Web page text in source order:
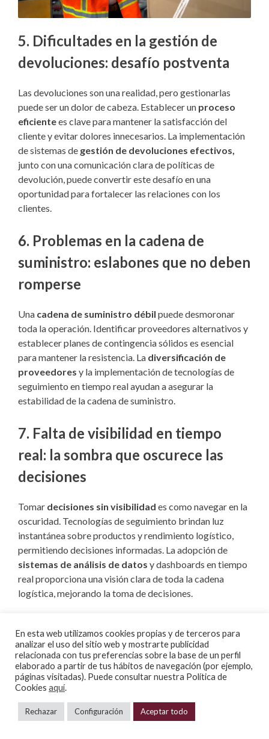
963 121 450 Contacto
5. Dificultades en la gestión de
devoluciones: desafío postventa
Las devoluciones son una realidad, pero gestionarlas
puede ser un dolor de cabeza. Establecer un proceso
eficientees clave para mantener la satisfacción del
cliente y evitar dolores innecesarios. La implementación
de sistemas de gestión de devoluciones efectivos,
junto con una comunicación clara de políticas de
devolución, puede convertir este desafío en una
oportunidad para fortalecer las relaciones con los
clientes.
6. Problemas en la cadena de
suministro: eslabones que no deben
romperse
Una cadena de suministro débil puede desmoronar
toda la operación. Identificar proveedores alternativos y
establecer planes de contingencia sólidos es esencial
para mantener la resistencia. La diversificación de
proveedores y la implementación de tecnologías de
seguimiento en tiempo real ayudan a asegurar la
estabilidad de la cadena de suministro.
7. Falta de visibilidad en tiempo
real: la sombra que oscurece las
decisiones
Tomar decisiones sin visibilidad es como navegar en la
oscuridad. Tecnologías de seguimiento brindan luz
instantánea sobre productos y rendimiento logístico,
permitiendo decisiones informadas. La adopción de
sistemas de análisis de datos y dashboards en tiempo
real proporciona una visión clara de toda la cadena
logística, mejorando la toma de decisiones.
navegando en aguas sinuosas
Las regulaciones cambian, y el incumplimiento puede ser
costoso. Mantenerse al día y cumplir con las normativas
es esencial para evitar naufragios legales. La
colaboración con expertos legalesy la
En esta web utilizamos cookies propias y de terceros para
analizar el uso del sitio web y mostrarte publicidad
relacionada con tus preferencias sobre la base de un perfil
elaborado a partir de tus hábitos de navegación (por ejemplo,
páginas visitadas). Puede consultar nuestra Política de
Cookies aquí.
Rechazar Configuración Aceptar todo